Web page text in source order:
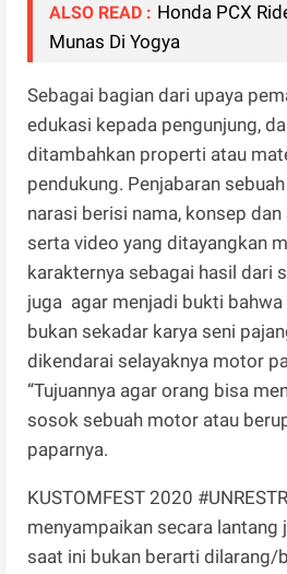
ALSO READ : Honda PCX
Munas Di Yogya
Sebagai bagian dari upaya
edukasi kepada pengunjung,
ditambahkan properti atau
pendukung. Penjabaran
narasi berisi nama, konsep
serta video yang ditayangkan
karakternya sebagai hasil dari
juga agar menjadi bukti
bukan sekadar karya seni
dikendarai selayaknya motor
“Tujuannya agar orang bisa
sosok sebuah motor atau
paparnya.
KUSTOMFEST 2020
menyampaikan secara lantang
saat ini bukan berarti dilarang/